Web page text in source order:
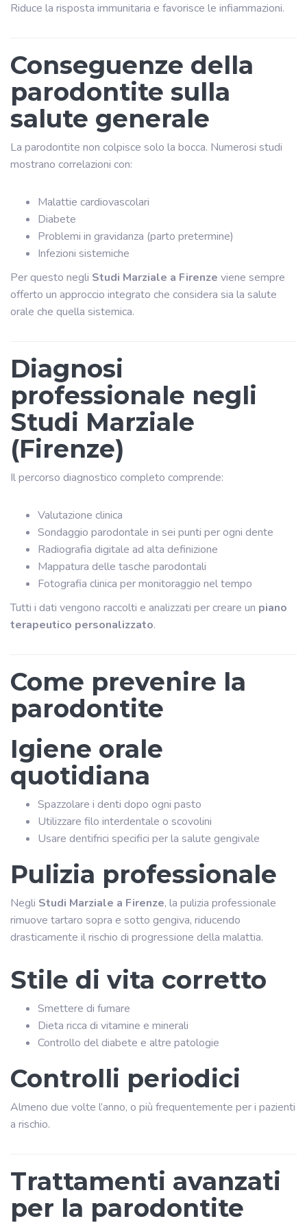
Riduce la risposta immunitaria e favorisce le infiammazioni.
Conseguenze della
parodontite sulla
salute generale
La parodontite non colpisce solo la bocca. Numerosi studi
mostrano correlazioni con:
Malattie cardiovascolari
Diabete
Problemi in gravidanza (parto pretermine)
Infezioni sistemiche
Per questo negli Studi Marziale a Firenze viene sempre
offerto un approccio integrato che considera sia la salute
orale che quella sistemica.
Diagnosi
professionale negli
Studi Marziale
(Firenze)
Il percorso diagnostico completo comprende:
Valutazione clinica
Sondaggio parodontale in sei punti per ogni dente
Radiografia digitale ad alta definizione
Mappatura delle tasche parodontali
Fotografia clinica per monitoraggio nel tempo
Tutti i dati vengono raccolti e analizzati per creare un piano
terapeutico personalizzato.
Come prevenire la
parodontite
Igiene orale
quotidiana
Spazzolare i denti dopo ogni pasto
Utilizzare filo interdentale o scovolini
Usare dentifrici specifici per la salute gengivale
Pulizia professionale
Negli Studi Marziale a Firenze, la pulizia professionale
rimuove tartaro sopra e sotto gengiva, riducendo
drasticamente il rischio di progressione della malattia.
Stile di vita corretto
Smettere di fumare
Dieta ricca di vitamine e minerali
Controllo del diabete e altre patologie
Controlli periodici
Almeno due volte l’anno, o più frequentemente per i pazienti
a rischio.
Trattamenti avanzati
per la parodontite